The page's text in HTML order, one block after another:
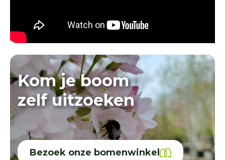
Kom je boom
zelf uitzoeken
Bezoek onze bomenwinkel